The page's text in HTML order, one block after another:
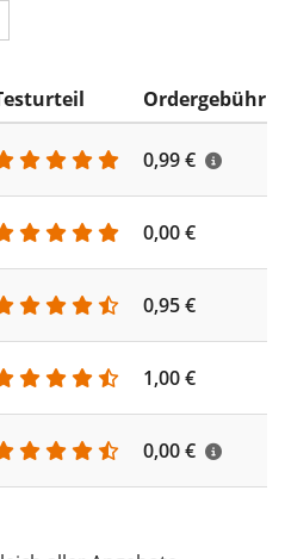
Ordergebühr
0,99 €
0,00 €
0,95 €
1,00 €
0,00 €